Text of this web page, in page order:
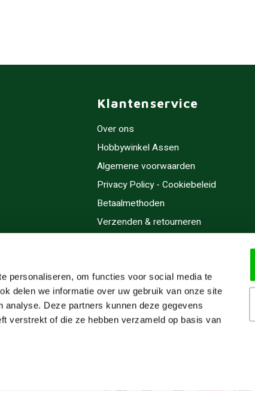
personaliseren, om functies voor social media te
delen we informatie over uw gebruik van onze site
Deze partners kunnen deze gegevens
verstrekt of die ze hebben verzameld op basis van
Klantenservice
Over ons
Hobbywinkel Assen
Algemene voorwaarden
Privacy Policy - Cookiebeleid
Betaalmethoden
Verzenden & retourneren
Cadeaubonnen
Inlijsten
Servicegebieden